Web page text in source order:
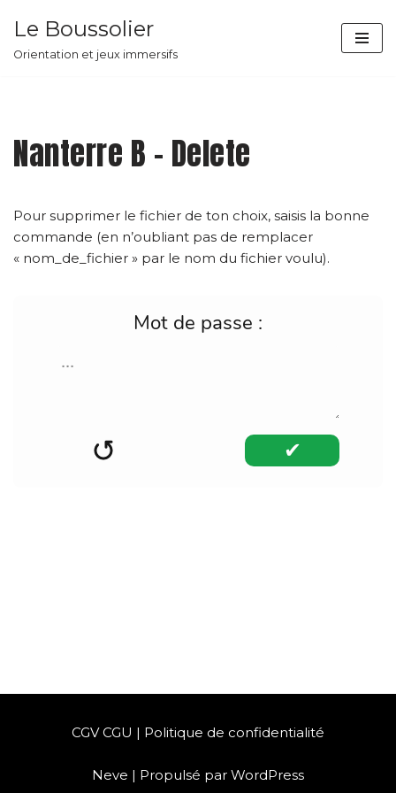
Aller
Le Boussolier
Orientation et jeux immersifs
Nanterre B – Delete
Pour supprimer le fichier de ton choix, saisis la bonne
commande (en n’oubliant pas de remplacer
« nom_de_fichier » par le nom du fichier voulu).
Mot de passe :
✔︎
CGV CGU | Politique de confidentialité
Neve | Propulsé par WordPress